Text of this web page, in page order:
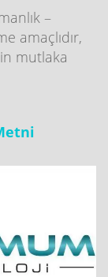
–
amaçlıdır,
mutlaka